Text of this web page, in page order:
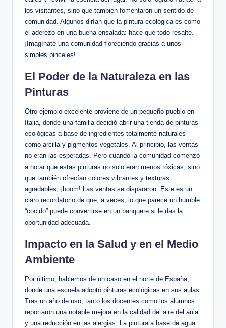
los visitantes, sino que también fomentaron un sentido de
comunidad. Algunos dirían que la pintura ecológica es como
el aderezo en una buena ensalada: hace que todo resalte.
¡Imagínate una comunidad floreciendo gracias a unos
simples pinceles!
El Poder de la Naturaleza en las
Pinturas
Otro ejemplo excelente proviene de un pequeño pueblo en
Italia, donde una familia decidió abrir una tienda de pinturas
ecológicas a base de ingredientes totalmente naturales
como arcilla y pigmentos vegetales. Al principio, las ventas
no eran las esperadas. Pero cuando la comunidad comenzó
a notar que estas pinturas no solo eran menos tóxicas, sino
que también ofrecían colores vibrantes y texturas
agradables, ¡boom! Las ventas se dispararon. Este es un
claro recordatorio de que, a veces, lo que parece un humble
“cocido” puede convertirse en un banquete si le das la
oportunidad adecuada.
Impacto en la Salud y en el Medio
Ambiente
Por último, hablemos de un caso en el norte de España,
donde una escuela adoptó pinturas ecológicas en sus aulas.
Tras un año de uso, tanto los docentes como los alumnos
reportaron una notable mejora en la calidad del aire del aula
y una reducción en las alergias. La pintura a base de agua